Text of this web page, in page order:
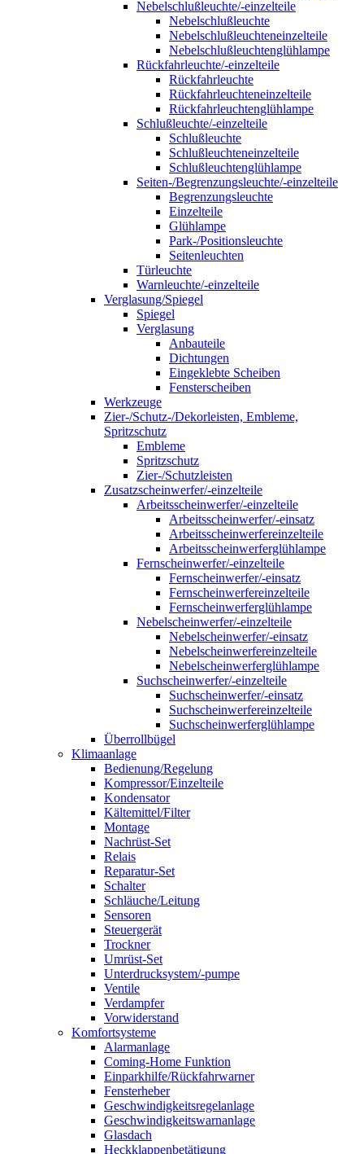
Nebelschlußleuchte/-einzelteile
Nebelschlußleuchte
Nebelschlußleuchteneinzelteile
Nebelschlußleuchtenglühlampe
Rückfahrleuchte/-einzelteile
Rückfahrleuchte
Rückfahrleuchteneinzelteile
Rückfahrleuchtenglühlampe
Schlußleuchte/-einzelteile
Schlußleuchte
Schlußleuchteneinzelteile
Schlußleuchtenglühlampe
Seiten-/Begrenzungsleuchte/-einzelteile
Begrenzungsleuchte
Einzelteile
Glühlampe
Park-/Positionsleuchte
Seitenleuchten
Türleuchte
Warnleuchte/-einzelteile
Verglasung/Spiegel
Spiegel
Verglasung
Anbauteile
Dichtungen
Eingeklebte Scheiben
Fensterscheiben
Werkzeuge
Zier-/Schutz-/Dekorleisten, Embleme,
Spritzschutz
Embleme
Spritzschutz
Zier-/Schutzleisten
Zusatzscheinwerfer/-einzelteile
Arbeitsscheinwerfer/-einzelteile
Arbeitsscheinwerfer/-einsatz
Arbeitsscheinwerfereinzelteile
Arbeitsscheinwerferglühlampe
Fernscheinwerfer/-einzelteile
Fernscheinwerfer/-einsatz
Fernscheinwerfereinzelteile
Fernscheinwerferglühlampe
Nebelscheinwerfer/-einzelteile
Nebelscheinwerfer/-einsatz
Nebelscheinwerfereinzelteile
Nebelscheinwerferglühlampe
Suchscheinwerfer/-einzelteile
Suchscheinwerfer/-einsatz
Suchscheinwerfereinzelteile
Suchscheinwerferglühlampe
Überrollbügel
Klimaanlage
Bedienung/Regelung
Kompressor/Einzelteile
Kondensator
Kältemittel/Filter
Montage
Nachrüst-Set
Relais
Reparatur-Set
Schalter
Schläuche/Leitung
Sensoren
Steuergerät
Trockner
Umrüst-Set
Unterdrucksystem/-pumpe
Ventile
Verdampfer
Vorwiderstand
Komfortsysteme
Alarmanlage
Coming-Home Funktion
Einparkhilfe/Rückfahrwarner
Fensterheber
Geschwindigkeitsregelanlage
Geschwindigkeitswarnanlage
Glasdach
Heckklappenbetätigung